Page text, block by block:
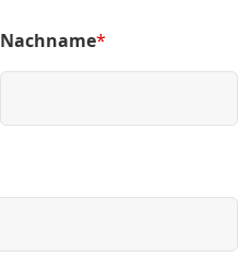
Nachname*
(required)